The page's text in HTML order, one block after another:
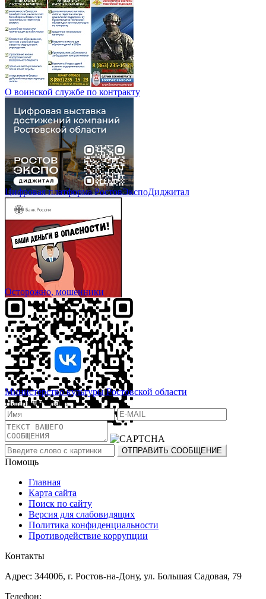
О воинской службе по контракту
Цифровая платформа РостовЭкспоДиджитал
Осторожно, мошенники
Министерство культуры Ростовской области
Напишите нам!
Помощь
Главная
Карта сайта
Поиск по сайту
Версия для слабовидящих
Политика конфиденциальности
Противодействие коррупции
Контакты
Адрес: 344006, г. Ростов-на-Дону, ул. Большая Садовая, 79
Телефон: